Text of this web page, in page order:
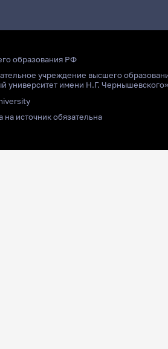
образования РФ
учреждение высшего
университет имени Н.Г. Чернышевского»
источник обязательна